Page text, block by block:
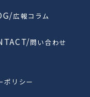
広報コラム
問い合わせ
ポリシー